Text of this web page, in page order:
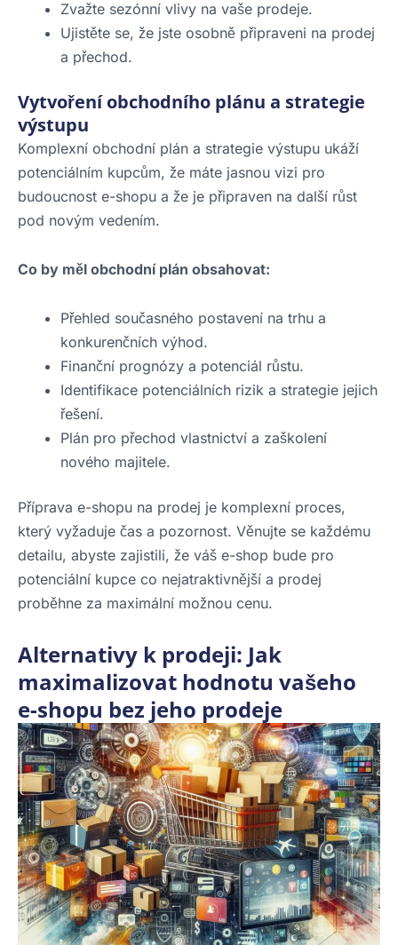
Zvažte sezónní vlivy na vaše prodeje.
Ujistěte se, že jste osobně připraveni na prodej
a přechod.
Vytvoření obchodního plánu a strategie
výstupu
Komplexní obchodní plán a strategie výstupu ukáží
potenciálním kupcům, že máte jasnou vizi pro
budoucnost e-shopu a že je připraven na další růst
pod novým vedením.
Co by měl obchodní plán obsahovat:
Přehled současného postavení na trhu a
konkurenčních výhod.
Finanční prognózy a potenciál růstu.
Identifikace potenciálních rizik a strategie jejich
řešení.
Plán pro přechod vlastnictví a zaškolení
nového majitele.
Příprava e-shopu na prodej je komplexní proces,
který vyžaduje čas a pozornost. Věnujte se každému
detailu, abyste zajistili, že váš e-shop bude pro
potenciální kupce co nejatraktivnější a prodej
proběhne za maximální možnou cenu.
Alternativy k prodeji: Jak
maximalizovat hodnotu vašeho
e-shopu bez jeho prodeje